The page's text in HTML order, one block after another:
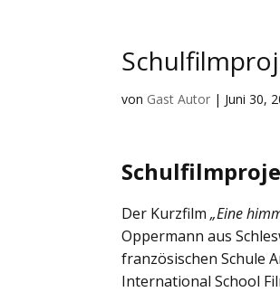
von Gast Autor | Juni 30,
Der Kurzfilm„Eine
Oppermann aus
französischen Schule
International School